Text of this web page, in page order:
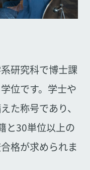
研究科で博士課
位です。学士や
た称号であり、
と30単位以上の
格が求められま